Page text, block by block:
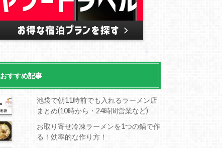
おすすめ記事
池袋で朝11時前でも入れるラーメン店
まとめ(10時から・24時間営業など)
お取り寄せ冷凍ラーメンを1つの鍋で作
る！効率的な作り方！